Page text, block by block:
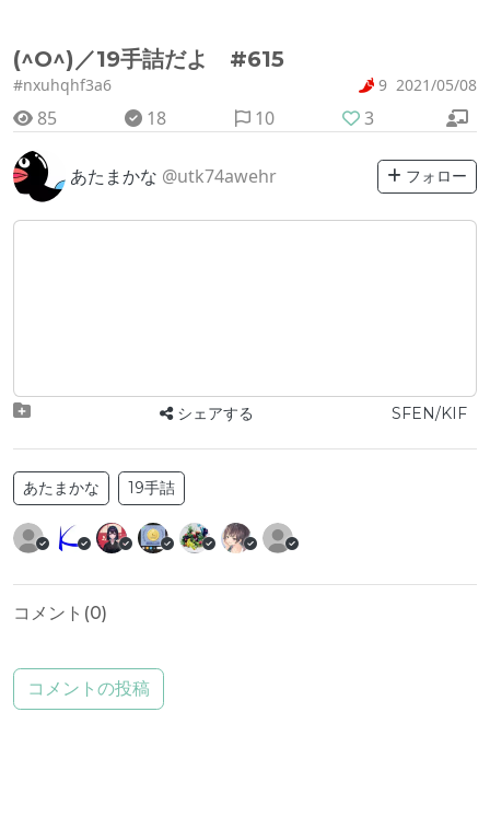
(^O^)／19手詰だよ #615
#nxuhqhf3a6 9 2021/05/08
85 18 10 3
あたまかな @utk74awehr フォロー
シェアする SFEN/KIF
あたまかな 19手詰
コメント(0)
コメントの投稿